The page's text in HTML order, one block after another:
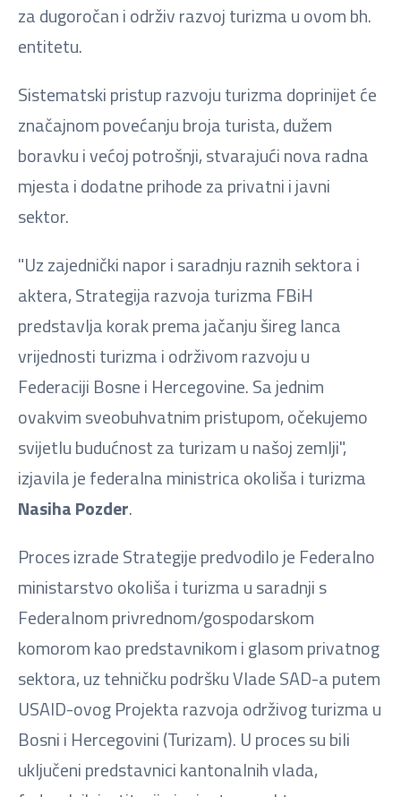
za dugoročan i održiv razvoj turizma u ovom bh.
entitetu.
Sistematski pristup razvoju turizma doprinijet će
značajnom povećanju broja turista, dužem
boravku i većoj potrošnji, stvarajući nova radna
mjesta i dodatne prihode za privatni i javni
sektor.
"Uz zajednički napor i saradnju raznih sektora i
aktera, Strategija razvoja turizma FBiH
predstavlja korak prema jačanju šireg lanca
vrijednosti turizma i održivom razvoju u
Federaciji Bosne i Hercegovine. Sa jednim
ovakvim sveobuhvatnim pristupom, očekujemo
svijetlu budućnost za turizam u našoj zemlji",
izjavila je federalna ministrica okoliša i turizma
Nasiha Pozder.
Proces izrade Strategije predvodilo je Federalno
ministarstvo okoliša i turizma u saradnji s
Federalnom privrednom/gospodarskom
komorom kao predstavnikom i glasom privatnog
sektora, uz tehničku podršku Vlade SAD-a putem
USAID-ovog Projekta razvoja održivog turizma u
Bosni i Hercegovini (Turizam). U proces su bili
uključeni predstavnici kantonalnih vlada,